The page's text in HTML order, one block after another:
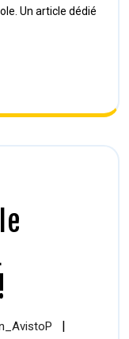
Un article dédié
|